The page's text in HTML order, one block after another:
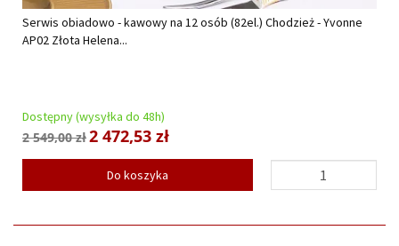
Serwis obiadowo - kawowy na 12 osób (82el.) Chodzież - Yvonne
AP02 Złota Helena...
Dostępny (wysyłka do 48h)
2 549,00 zł2 472,53 zł
Do koszyka